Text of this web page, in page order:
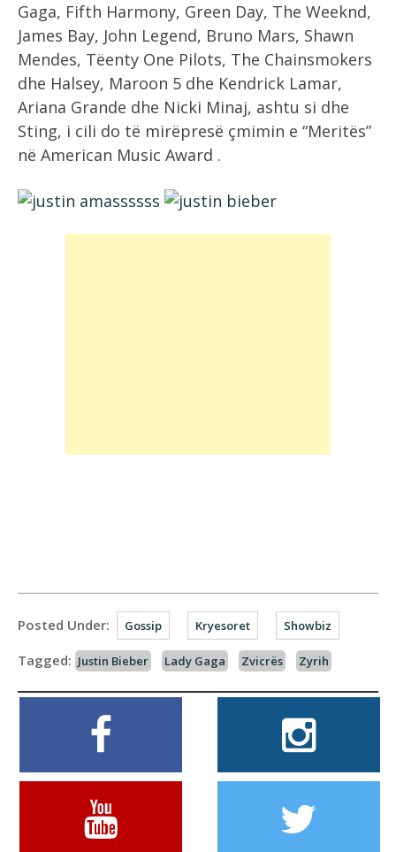
Gaga, Fifth Harmony, Green Day, The Weeknd,
James Bay, John Legend, Bruno Mars, Shawn
Mendes, Tëenty One Pilots, The Chainsmokers
dhe Halsey, Maroon 5 dhe Kendrick Lamar,
Ariana Grande dhe Nicki Minaj, ashtu si dhe
Sting, i cili do të mirëpresë çmimin e “Meritës”
në American Music Award .
Posted Under: Gossip Kryesoret Showbiz
Tagged: Justin Bieber Lady Gaga Zvicrës Zyrih